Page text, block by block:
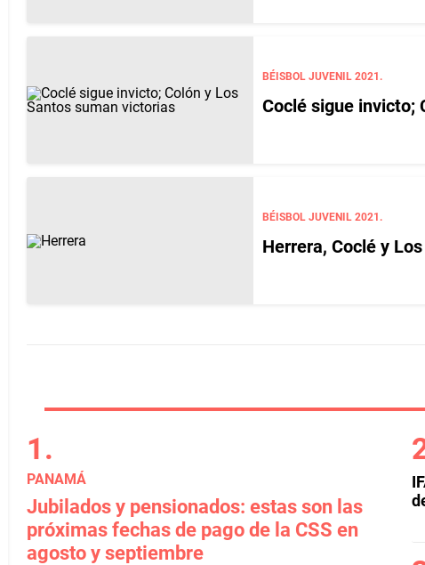
BÉISBOL JUVENIL 2021.
Coclé sigue invicto;
BÉISBOL JUVENIL 2021.
Herrera, Coclé y
PANAMÁ
Jubilados y pensionados: estas son las
próximas fechas de pago de la CSS en
agosto y septiembre